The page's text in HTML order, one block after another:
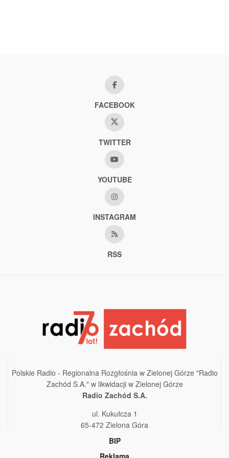
FACEBOOK
TWITTER
YOUTUBE
INSTAGRAM
RSS
Polskie Radio - Regionalna Rozgłośnia w Zielonej Górze "Radio
Zachód S.A." w likwidacji w Zielonej Górze
Radio Zachód S.A.
ul. Kukułcza 1
65-472 Zielona Góra
BIP